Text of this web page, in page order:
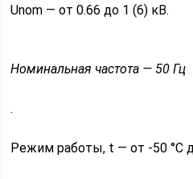
Unom — от 0.66 до 1 (6) кВ.
Номинальная частота — 50 Гц
.
Pежим работы, t — от -50 °C